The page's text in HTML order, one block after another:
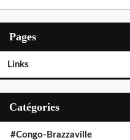
Pages
Links
Catégories
#Congo-Brazzaville